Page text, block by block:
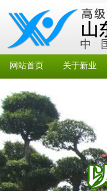
网站首页 关于新业